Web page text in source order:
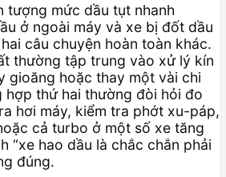
tượng mức dầu tụt nhanh
ở ngoài máy và xe bị đốt dầu
câu chuyện hoàn toàn khác.
thường tập trung vào xử lý kín
gioăng hoặc thay một vài chi
hợp thứ hai thường đòi hỏi đo
hơi máy, kiểm tra phớt xu-páp,
cả turbo ở một số xe tăng
“xe hao dầu là chắc chắn phải
đúng.